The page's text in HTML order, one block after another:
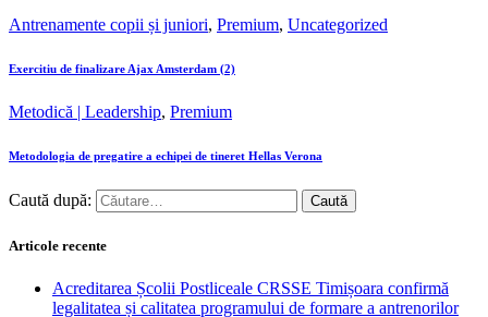
Antrenamente copii și juniori, Premium, Uncategorized
Exercitiu de finalizare Ajax Amsterdam (2)
Metodică | Leadership, Premium
Metodologia de pregatire a echipei de tineret Hellas Verona
Caută după:
Articole recente
Acreditarea Școlii Postliceale CRSSE Timișoara confirmă
legalitatea și calitatea programului de formare a antrenorilor